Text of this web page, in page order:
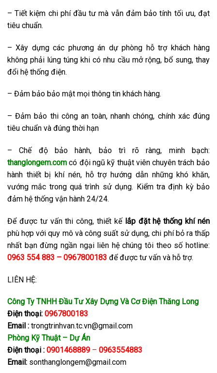
– Tiết kiệm chi phí đầu tư mà vẫn đảm bảo tính tối ưu, đạt
tiêu chuẩn.
– Xây dựng các phương án dự phòng hỗ trợ khách hàng
không phải lúng túng khi có nhu cầu mở rộng, bổ sung, thay
đổi hệ thống điện.
– Đảm bảo bảo mật mọi thông tin khách hàng.
– Đảm bảo thi công an toàn, nhanh chóng, chính xác đúng
tiêu chuẩn và đúng thời hạn
– Chế độ bảo hành, bảo trì rõ ràng, minh bạch:
thanglongem.com có đội ngũ kỹ thuật viên chuyên trách bảo
hành thiết bị khí nén, hỗ trợ hướng dẫn những khó khăn,
vướng mắc trong quá trình sử dụng. Kiểm tra định kỳ bảo
đảm hệ thống vận hành 24/24.
Để được tư vấn thi công, thiết kếlắp đặt hệ thống khí nén
phù hợp với quy mô và công suất sử dụng, chi phí bỏ ra thấp
nhất bạn đừng ngần ngại liên hệ chúng tôi theo số hotline:
0963 554 883 – 0967800183 để được tư vấn và hỗ trợ.
LIÊN HỆ:
Công Ty TNHH Đầu Tư Xây Dựng Và Cơ Điện Thăng Long
Điện thoại: 0967800183
Email : trongtrinhvan.tc.vn@gmail.com
Phòng Kỹ Thuật – Dự Án
Điện thoại : 0901468889 – 0963554883
Email: sonthanglongem@gmail.com